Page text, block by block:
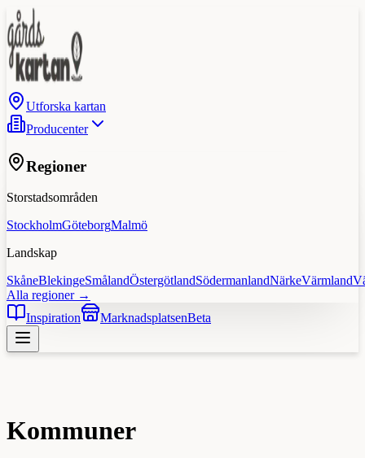
Utforska kartan
Producenter
Regioner
Storstadsområden
StockholmGöteborgMalmö
Landskap
SkåneBlekingeSmålandÖstergötlandSödermanlandNärkeVärmland
Alla regioner →
Inspiration
MarknadsplatsenBeta
Kommuner